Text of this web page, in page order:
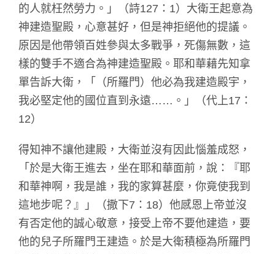
的人就枉然勞力。」（詩127：1）大衛王起意為
神建造聖殿，心意甚好，但是神拒絕他的提議。
原因是他帶領百姓參與太多戰爭，死傷無數，這
樣的雙手不適合為神建造聖殿。耶和華藉先知拿
單告訴大衛，「（所羅門）他必為我建造殿宇，
我必堅定他的國位直到永遠……。」（代上17：
12）
得知神不讓他建殿，大衛並沒有因此惱羞成怒，
「於是大衛王進去，坐在耶和華面前，說：『耶
和華神啊，我是誰，我的家算甚麼，你竟使我到
這地步呢？』」（撒下7：18）他感恩上帝並沒
有否定他的誠心敬意，接受上帝不要他建造，要
他的兒子所羅門王建造。於是大衛積極為所羅門